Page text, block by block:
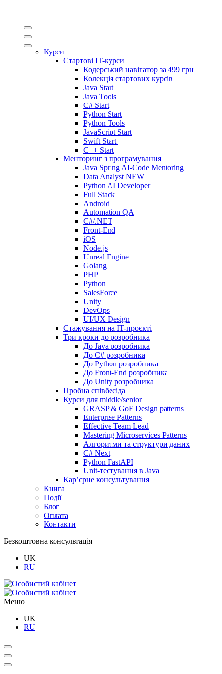
Курси
Стартові IT-курси
Кодерський навігатор за 499 грн
Колекція стартових курсів
Java Start
Java Tools
C# Start
Python Start
Python Tools
JavaScript Start
Swift Start
C++ Start
Менторинг з програмування
Java Spring AI-Code Mentoring
Data Analyst NEW
Python AI Developer
Full Stack
Android
Automation QA
C#/.NET
Front-End
iOS
Node.js
Unreal Engine
Golang
PHP
Python
SalesForce
Unity
DevOps
UI/UX Design
Стажування на IT-проєкті
Три кроки до розробника
До Java розробника
До C# розробника
До Python розробника
До Front-End розробника
До Unity розробника
Пробна співбесіда
Курси для middle/senior
GRASP & GoF Design patterns
Enterprise Patterns
Effective Team Lead
Mastering Microservices Patterns
Алгоритми та структури даних
C# Next
Python FastAPI
Unit-тестування в Java
Кар’єрне консультування
Книга
Події
Блог
Оплата
Контакти
Безкоштовна консультація
UK
RU
Меню
UK
RU